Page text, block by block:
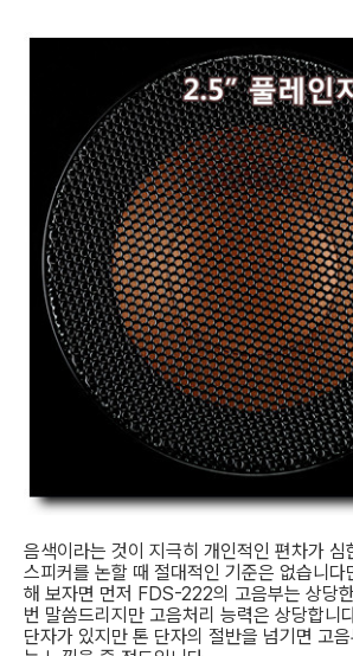
음색이라는 것이 지극히 개인적인 편차가 심
스피커를 논할 때 절대적인 기준은 없습니다
해 보자면 먼저 FDS-222의 고음부는 상당
번 말씀드리지만 고음처리 능력은 상당합니
단자가 있지만 톤 단자의 절반을 넘기면 고